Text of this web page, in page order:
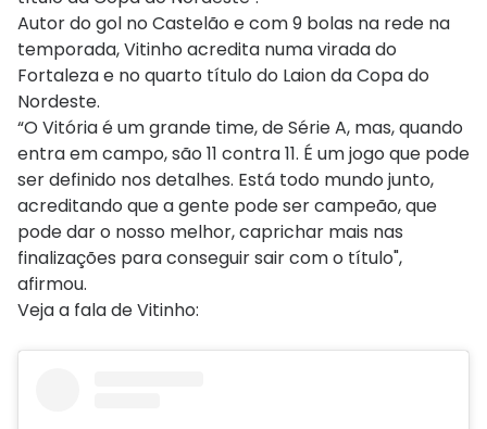
Autor do gol no Castelão e com 9 bolas na rede na
temporada, Vitinho acredita numa virada do
Fortaleza e no quarto título do Laion da Copa do
Nordeste.
“O Vitória é um grande time, de Série A, mas, quando
entra em campo, são 11 contra 11. É um jogo que pode
ser definido nos detalhes. Está todo mundo junto,
acreditando que a gente pode ser campeão, que
pode dar o nosso melhor, caprichar mais nas
finalizações para conseguir sair com o título",
afirmou.
Veja a fala de Vitinho: